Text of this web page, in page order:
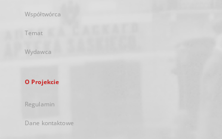
Współtwórca
Temat
Wydawca
O Projekcie
Regulamin
Dane kontaktowe